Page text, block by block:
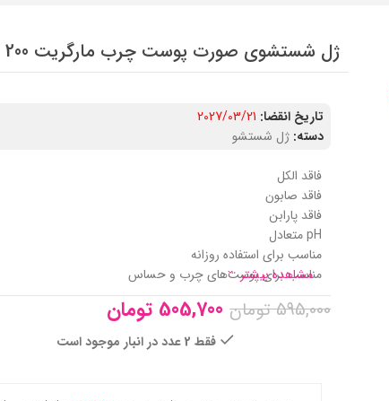
ژل شستشوی صورت پوست چرب مارگریت 200 میلی لیتر
تاریخ انقضا: 2027/03/21
دسته: ژل شستشو
فاقد الکل
فاقد صابون
فاقد پارابن
pH متعادل
مناسب برای استفاده روزانه
مناسب برای پوست‌های چرب و حساس
مشاهده بیشتر
595,000 تومان 505,700 تومان
فقط 2 عدد در انبار موجود است